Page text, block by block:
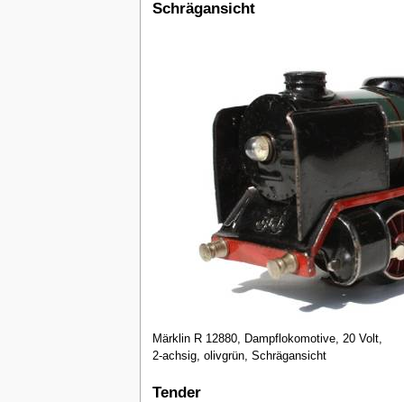
Schrägansicht
Märklin R 12880, Dampflokomotive, 20 Volt,
2-achsig, olivgrün, Schrägansicht
Tender